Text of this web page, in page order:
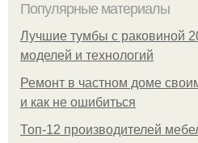
Популярные материалы
Лучшие тумбы с раковиной
моделей и технологий
Ремонт в частном доме
и как не ошибиться
Топ-12 производителей